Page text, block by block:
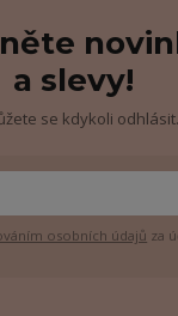
a slevy!
se kdykoli odhlásit.
osobních údajů za